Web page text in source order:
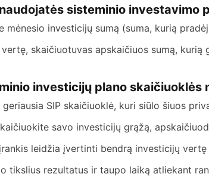
sisteminio investavimo
mėnesio investicijų sumą (suma, kurią
vertę, skaičiuotuvas apskaičiuos sumą,
investicijų plano skaičiuoklės
geriausia SIP skaičiuoklė, kuri siūlo šiuos
savo investicijų grąžą,
leidžia įvertinti bendrą investicijų
tikslius rezultatus ir taupo laiką atliekant